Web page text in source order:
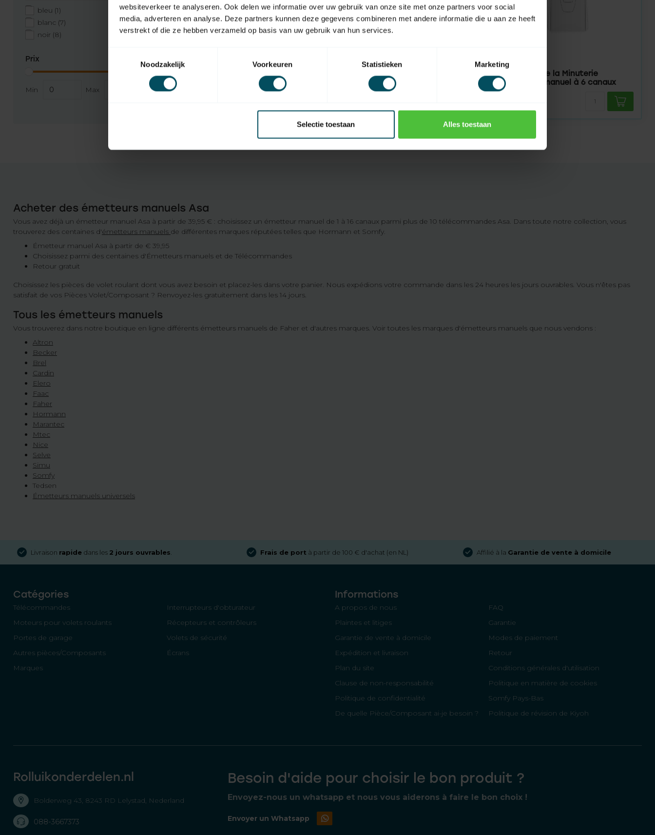
websiteverkeer te analyseren. Ook delen we informatie over uw gebruik van onze site met onze partners voor social
media, adverteren en analyse. Deze partners kunnen deze gegevens combineren met andere informatie die u aan ze heeft
verstrekt of die ze hebben verzameld op basis van uw gebruik van hun services.
Noodzakelijk
Voorkeuren Statistieken Marketing
Selectie toestaan Alles toestaan
bleu (1)
blanc (7)
noir (8)
Prix
Min Max
Émetteur manuel 16 canaux
Mini émetteur manuel G0 4
canaux noir
Contrôle de la Minuterie
Émetteur manuel à 6 canaux
Acheter des émetteurs manuels Asa
Vous avez déjà un émetteur manuel Asa à partir de 39,95 € : choisissez un émetteur manuel de 1 à 16 canaux parmi plus de 10 télécommandes Asa. Dans toute notre collection, vous
trouverez des centaines d'émetteurs manuels de différentes marques réputées telles que Hormann et Somfy.
Émetteur manuel Asa à partir de € 39,95
Choisissez parmi des centaines d'Émetteurs manuels et de Télécommandes
Retour gratuit
Choisissez les pièces de volet roulant dont vous avez besoin et placez-les dans votre panier. Nous expédions votre commande dans les 24 heures les jours ouvrables. Vous n'êtes pas
satisfait de vos Pièces Volet/Composant ? Renvoyez-les gratuitement dans les 14 jours.
Tous les émetteurs manuels
Vous trouverez dans notre boutique en ligne différents émetteurs manuels de Faher et d'autres marques. Voir toutes les marques d'émetteurs manuels que nous vendons :
Altron
Becker
Brel
Cardin
Elero
Faac
Faher
Hormann
Marantec
Mtec
Nice
Selve
Simu
Somfy
Tedsen
Émetteurs manuels universels
Livraison rapide dans les 2 jours ouvrables. Frais de port à partir de 100 € d'achat (en NL) Affilié à la Garantie de vente à domicile
Catégories
Télécommandes
Interrupteurs d'obturateur
Moteurs pour volets roulants
Récepteurs et contrôleurs
Portes de garage
Volets de sécurité
Autres pièces/Composants
Écrans
Marques
Informations
A propos de nous
FAQ
Plaintes et litiges
Garantie
Garantie de vente à domicile
Modes de paiement
Expédition et livraison
Retour
Plan du site
Conditions générales d'utilisation
Clause de non-responsabilité
Politique en matière de cookies
Politique de confidentialité
Somfy Pays-Bas
De quelle Pièce/Composant ai-je besoin ?
Politique de révision de Kiyoh
Rolluikonderdelen.nl
Bolderweg 43, 8243 RD Lelystad, Nederland
088-3667373
Besoin d'aide pour choisir le bon produit ?
Envoyez-nous un whatsapp et nous vous aiderons à faire le bon choix !
Envoyer un Whatsapp